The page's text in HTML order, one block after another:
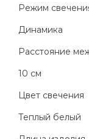
Режим
Динамика
Расстояние
10 см
Цвет свечения
Теплый белый